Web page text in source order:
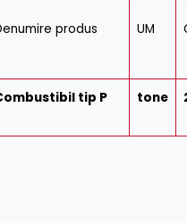
produs UM
tip P tone